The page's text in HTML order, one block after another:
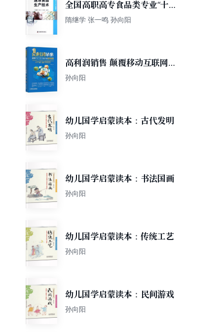
全国高职高专食品类专业“十二
五”规划教材
隋继学 张一鸣 孙向阳
高利润销售 颠覆移动互联网时
代的营销秘笈
孙向阳
幼儿国学启蒙读本：古代发明
孙向阳
幼儿国学启蒙读本：书法国画
孙向阳
幼儿国学启蒙读本：传统工艺
孙向阳
幼儿国学启蒙读本：民间游戏
孙向阳